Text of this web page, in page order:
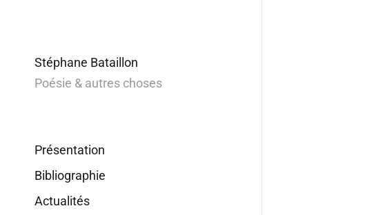
Stéphane Bataillon
Poésie & autres choses
Présentation
Bibliographie
Actualités